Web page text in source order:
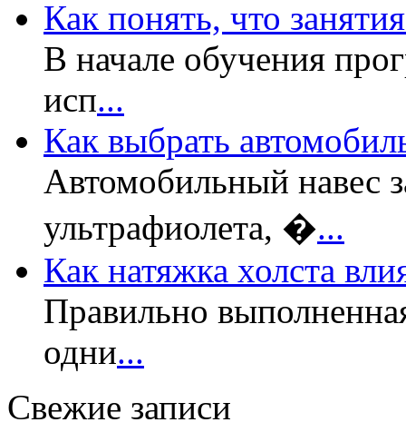
Как понять, что
В начале обучения
исп...
Как выбрать
Автомобильный навес
ультрафиолета, �...
Как натяжка холста
Правильно
одни...
Свежие записи